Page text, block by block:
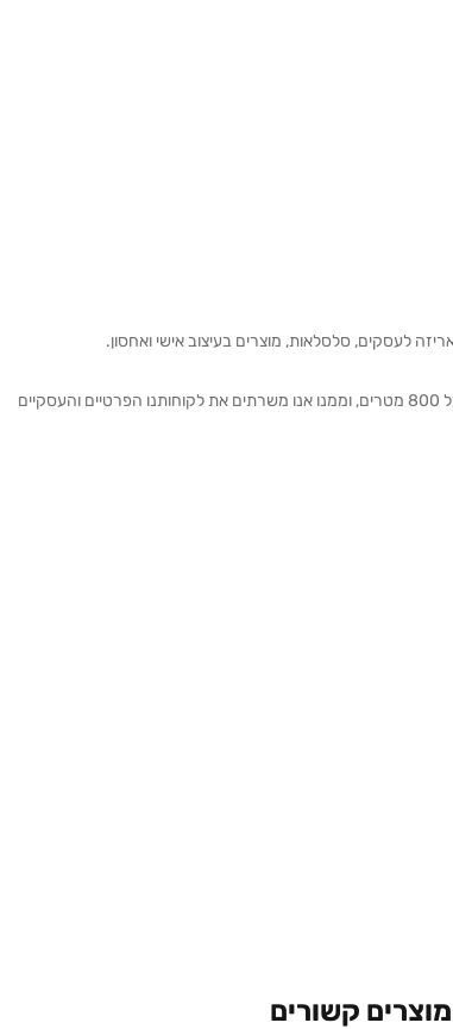
לעסקים, סלסלאות, מוצרים בעיצוב אישי ואחסון.
אנחנו מזמינים אותכם להתרשם מאולם התצוגה הגדול והמרשים ביותר בצפון המשתרע על 800 מטרים, וממנו אנו משרתים את לקוחותנו הפרטיים והעסקיים
מוצרים קשורים